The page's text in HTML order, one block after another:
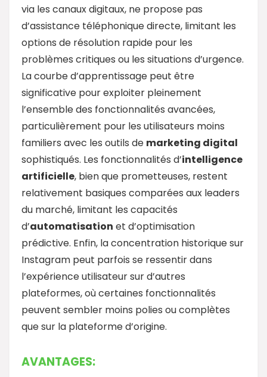
via les canaux digitaux, ne propose pas
d’assistance téléphonique directe, limitant les
options de résolution rapide pour les
problèmes critiques ou les situations d’urgence.
La courbe d’apprentissage peut être
significative pour exploiter pleinement
l’ensemble des fonctionnalités avancées,
particulièrement pour les utilisateurs moins
familiers avec les outils de marketing digital
sophistiqués. Les fonctionnalités d’intelligence
artificielle, bien que prometteuses, restent
relativement basiques comparées aux leaders
du marché, limitant les capacités
d’automatisation et d’optimisation
prédictive. Enfin, la concentration historique sur
Instagram peut parfois se ressentir dans
l’expérience utilisateur sur d’autres
plateformes, où certaines fonctionnalités
peuvent sembler moins polies ou complètes
que sur la plateforme d’origine.
AVANTAGES: